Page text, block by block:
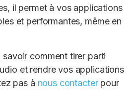
il permet à vos applications
et performantes, même en
comment tirer parti
et rendre vos applications
pas à nous contacterpour